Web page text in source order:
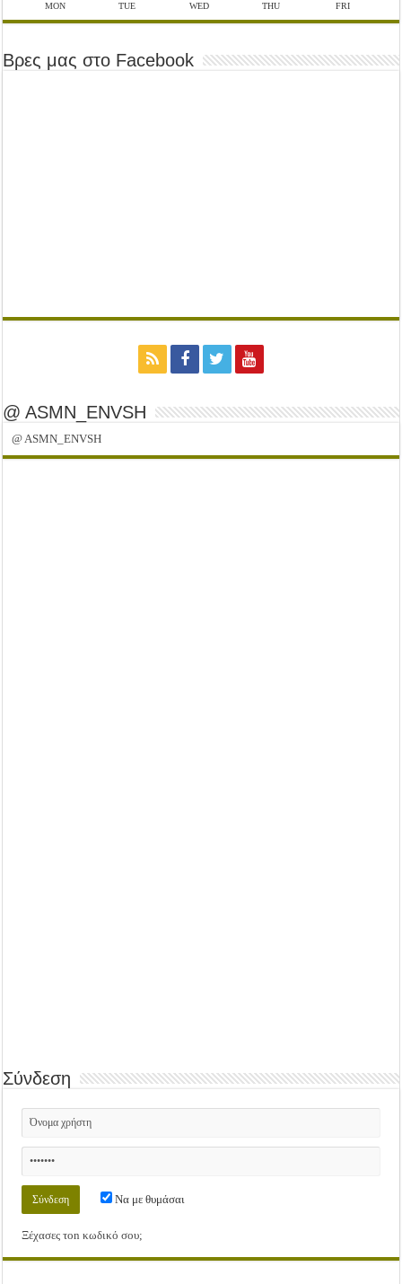
MON TUE WED THU FRI
Βρες μας στο Facebook
@ ASMN_ENVSH
@ ASMN_ENVSH
Σύνδεση
Να με θυμάσαι
Ξέχασες τοn κωδικό σου;